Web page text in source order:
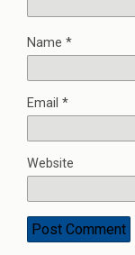
Name *
Email *
Website